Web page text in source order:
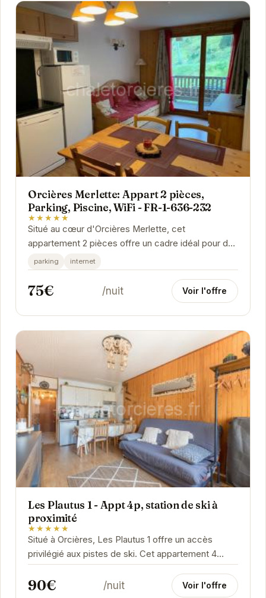
Orcières Merlette: Appart 2 pièces,
Parking, Piscine, WiFi - FR-1-636-232
★★★★★
Situé au cœur d'Orcières Merlette, cet
appartement 2 pièces offre un cadre idéal pour des
vacances à la montagne. Avec son parking, sa
piscine...
parking internet
75€ /nuit Voir l'offre
Les Plautus 1 - Appt 4p, station de ski à
proximité
★★★★★
Situé à Orcières, Les Plautus 1 offre un accès
privilégié aux pistes de ski. Cet appartement 4
pièces est idéal pour les familles et les...
90€ /nuit Voir l'offre